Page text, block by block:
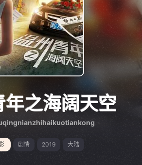
年之海阔天空
剧情 2019 大陆